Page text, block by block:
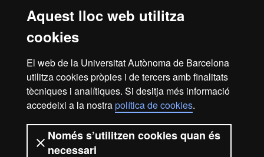
Aquest lloc web utilitza
cookies
El web de la Universitat Autònoma de Barcelona
utilitza cookies pròpies i de tercers amb finalitats
tècniques i analítiques. Si desitja més informació
accedeixi a la nostrapolítica de cookies.
Només s’utilitzen cookies quan és
necessari
ja ho farà arribar posteriorment).
Espanyol nadiu, certificat C1 o nivell igual al C1 del Marc
Europeu Comú de Referència per a les llengües del
Carta de motivació adreçada a la coordinació del
màster.
Currículum vitae.
Document acreditatiu de gratuïtat o descompte (si
escau).
Legalització de documents